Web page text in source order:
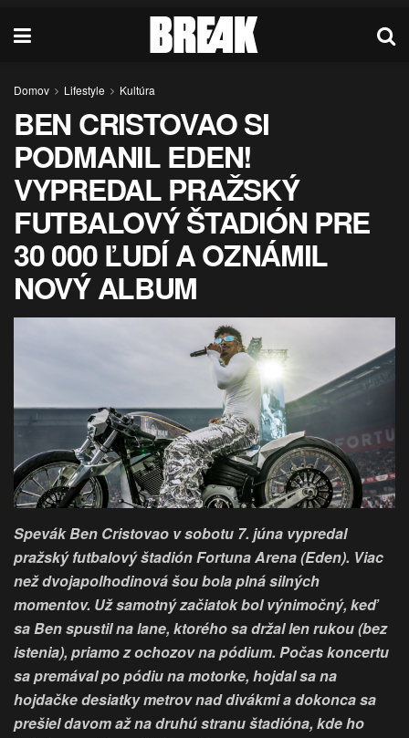
Domov Lifestyle Kultúra
BEN CRISTOVAO SI
PODMANIL EDEN!
VYPREDAL PRAŽSKÝ
FUTBALOVÝ ŠTADIÓN PRE
30 000 ĽUDÍ A OZNÁMIL
NOVÝ ALBUM
Spevák Ben Cristovao v sobotu 7. júna vypredal
pražský futbalový štadión Fortuna Arena (Eden). Viac
než dvojapolhodinová šou bola plná silných
momentov. Už samotný začiatok bol výnimočný, keď
sa Ben spustil na lane, ktorého sa držal len rukou (bez
istenia), priamo z ochozov na pódium. Počas koncertu
sa premával po pódiu na motorke, hojdal sa na
hojdačke desiatky metrov nad divákmi a dokonca sa
prešiel davom až na druhú stranu štadióna, kde ho